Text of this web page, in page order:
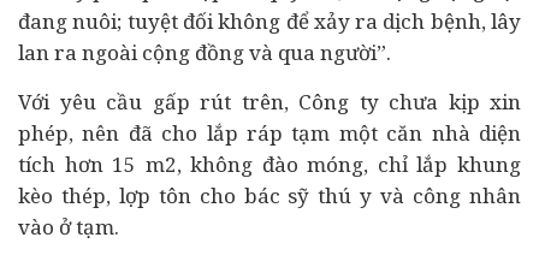
đang nuôi; tuyệt đối không để xảy ra dịch bệnh, lây
lan ra ngoài cộng đồng và qua người”.
Với yêu cầu gấp rút trên, Công ty chưa kịp xin
phép, nên đã cho lắp ráp tạm một căn nhà diện
tích hơn 15 m2, không đào móng, chỉ lắp khung
kèo thép, lợp tôn cho bác sỹ thú y và công nhân
vào ở tạm.